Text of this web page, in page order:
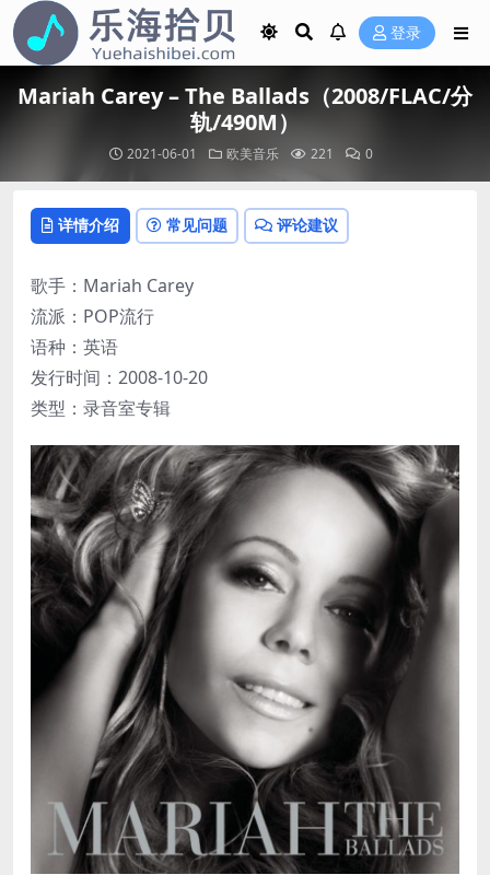
登录
Mariah Carey – The Ballads（2008/FLAC/分
轨/490M）
2021-06-01 欧美音乐 221 0
详情介绍 常见问题 评论建议
歌手：Mariah Carey
流派：POP流行
语种：英语
发行时间：2008-10-20
类型：录音室专辑